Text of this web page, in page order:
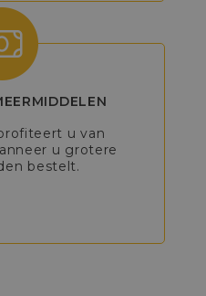
u van
u grotere
bestelt.